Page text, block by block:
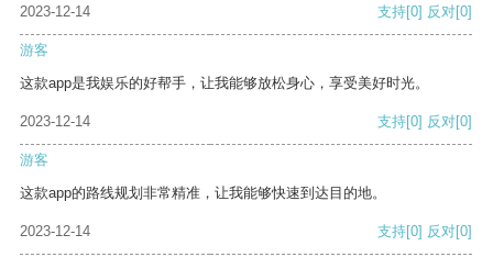
2023-12-14
支持[0] 反对[0]
游客
这款app是我娱乐的好帮手，让我能够放松身心，享受美好时光。
2023-12-14 支持[0] 反对[0]
游客
这款app的路线规划非常精准，让我能够快速到达目的地。
2023-12-14 支持[0] 反对[0]